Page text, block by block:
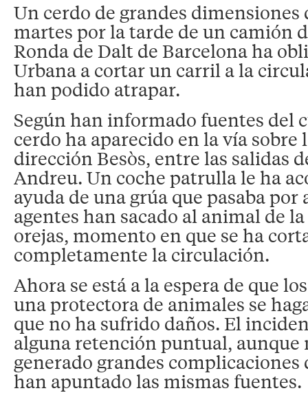
Un cerdo de grandes dimensiones
martes por la tarde de un camión
Ronda de Dalt de Barcelona ha
Urbana a cortar un carril a la
han podido atrapar.
Según han informado fuentes del
cerdo ha aparecido en la vía sobre
dirección Besòs, entre las salidas
Andreu. Un coche patrulla le ha
ayuda de una grúa que pasaba por
agentes han sacado al animal de
orejas, momento en que se ha
completamente la circulación.
Ahora se está a la espera de que
una protectora de animales se
que no ha sufrido daños. El
alguna retención puntual, aunque
generado grandes
han apuntado las mismas fuentes.